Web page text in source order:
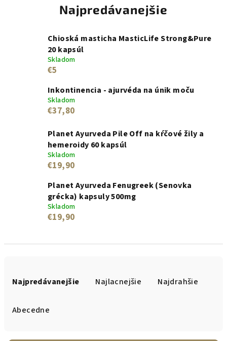
Najpredávanejšie
Chioská masticha MasticLife Strong&Pure
20 kapsúl
Skladom
€5
Inkontinencia - ajurvéda na únik moču
Skladom
€37,80
Planet Ayurveda Pile Off na kŕčové žily a
hemeroidy 60 kapsúl
Skladom
€19,90
Planet Ayurveda Fenugreek (Senovka
grécka) kapsuly 500mg
Skladom
€19,90
Najpredávanejšie Najlacnejšie Najdrahšie
Abecedne